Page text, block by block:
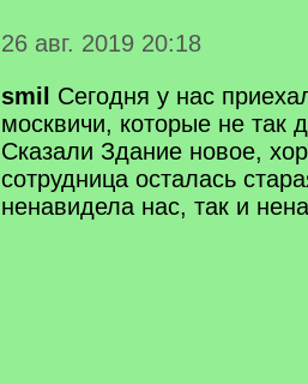
26 авг. 2019 20:18
smil
Сегодня у нас
москвичи, которые не так
Сказали Здание новое,
сотрудница осталась
ненавидела нас, так и